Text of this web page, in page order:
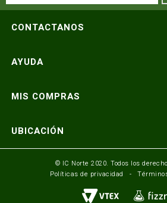
CONTACTANOS
Atención telefónica
Consultas y reclamos
Seguinos en:
AYUDA
Preguntas frecuentes
Términos y condiciones
Formulario de contacto
Mundo IC Norte
MIS COMPRAS
Envíos y entregas
UBICACIÓN
Av. Busch y 3er Anillo Santa Cruz,
Av. America esq. Av. Pando
© IC Norte 2020. Todos los
Políticas de privacidad